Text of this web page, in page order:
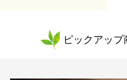
ピックアッ